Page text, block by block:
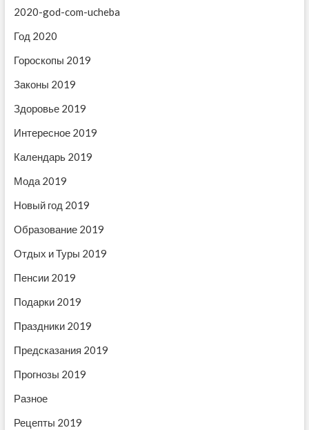
п
о
з
а
п
и
я
м
и
п
2020-god-com-ucheba
Год 2020
Гороскопы 2019
Законы 2019
Здоровье 2019
Интересное 2019
Календарь 2019
Мода 2019
Новый год 2019
Образование 2019
Отдых и Туры 2019
Пенсии 2019
Подарки 2019
Праздники 2019
Предсказания 2019
Прогнозы 2019
Разное
Рецепты 2019